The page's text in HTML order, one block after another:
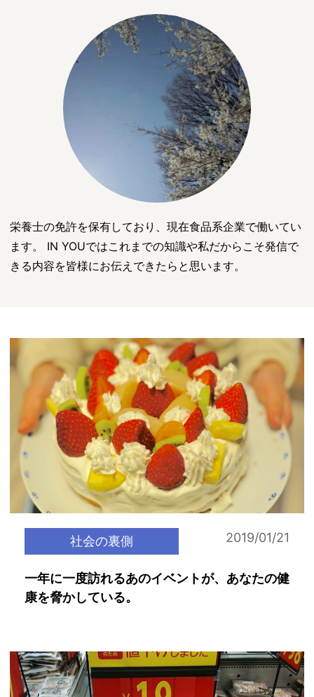
栄養士の免許を保有しており、現在食品系企業で働いてい
ます。 IN YOUではこれまでの知識や私だからこそ発信で
きる内容を皆様にお伝えできたらと思います。
社会の裏側 2019/01/21
一年に一度訪れるあのイベントが、あなたの健
康を脅かしている。